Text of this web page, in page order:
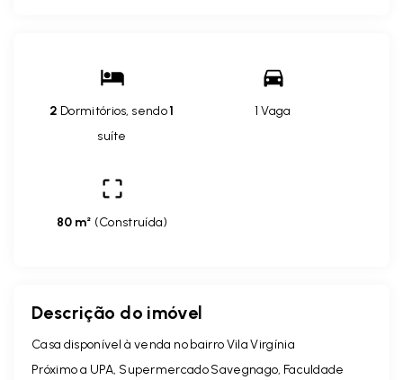
2 Dormitórios, sendo1
suíte
1 Vaga
80 m² (Construída)
Descrição do imóvel
Casa disponível à venda no bairro Vila Virgínia
Próximo a UPA, Supermercado Savegnago, Faculdade